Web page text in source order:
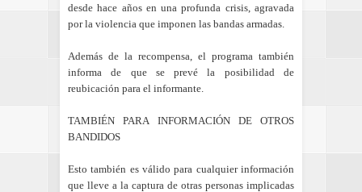
desde hace años en una profunda crisis, agravada
por la violencia que imponen las bandas armadas.
Además de la recompensa, el programa también
informa de que se prevé la posibilidad de
reubicación para el informante.
TAMBIÉN PARA INFORMACIÓN DE OTROS
BANDIDOS
Esto también es válido para cualquier información
que lleve a la captura de otras personas implicadas